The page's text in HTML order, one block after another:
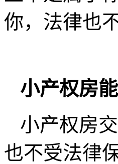
你，法律也
小产权房
小产权房
也不受法律